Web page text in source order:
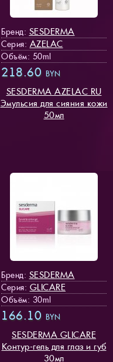
Бренд: SESDERMA
Серия: AZELAC
Объём: 50ml
218.60 BYN
SESDERMA AZELAC RU
Эмульсия для сияния кожи
50мл
Бренд: SESDERMA
Серия: GLICARE
Объём: 30ml
166.10 BYN
SESDERMA GLICARE
Контур-гель для глаз и губ
30мл